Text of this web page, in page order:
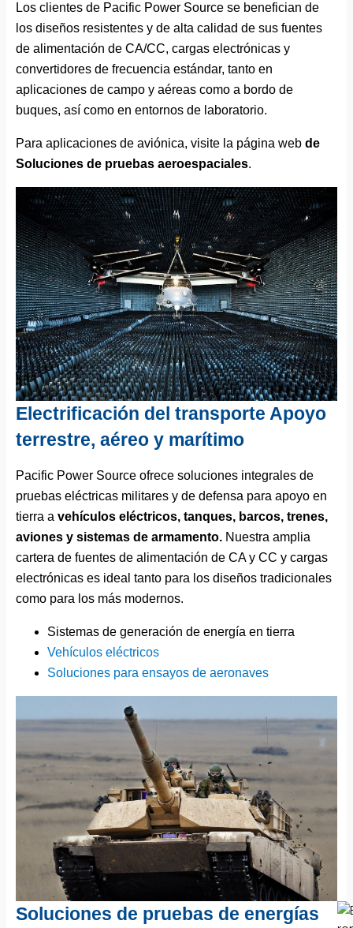
Los clientes de Pacific Power Source se benefician de
los diseños resistentes y de alta calidad de sus fuentes
de alimentación de CA/CC, cargas electrónicas y
convertidores de frecuencia estándar, tanto en
aplicaciones de campo y aéreas como a bordo de
buques, así como en entornos de laboratorio.
Para aplicaciones de aviónica, visite la página web de
Soluciones de pruebas aeroespaciales.
Electrificación del transporte Apoyo
terrestre, aéreo y marítimo
Pacific Power Source ofrece soluciones integrales de
pruebas eléctricas militares y de defensa para apoyo en
tierra a vehículos eléctricos, tanques, barcos, trenes,
aviones y sistemas de armamento. Nuestra amplia
cartera de fuentes de alimentación de CA y CC y cargas
electrónicas es ideal tanto para los diseños tradicionales
como para los más modernos.
Sistemas de generación de energía en tierra
Vehículos eléctricos
Soluciones para ensayos de aeronaves
Soluciones de pruebas de energías